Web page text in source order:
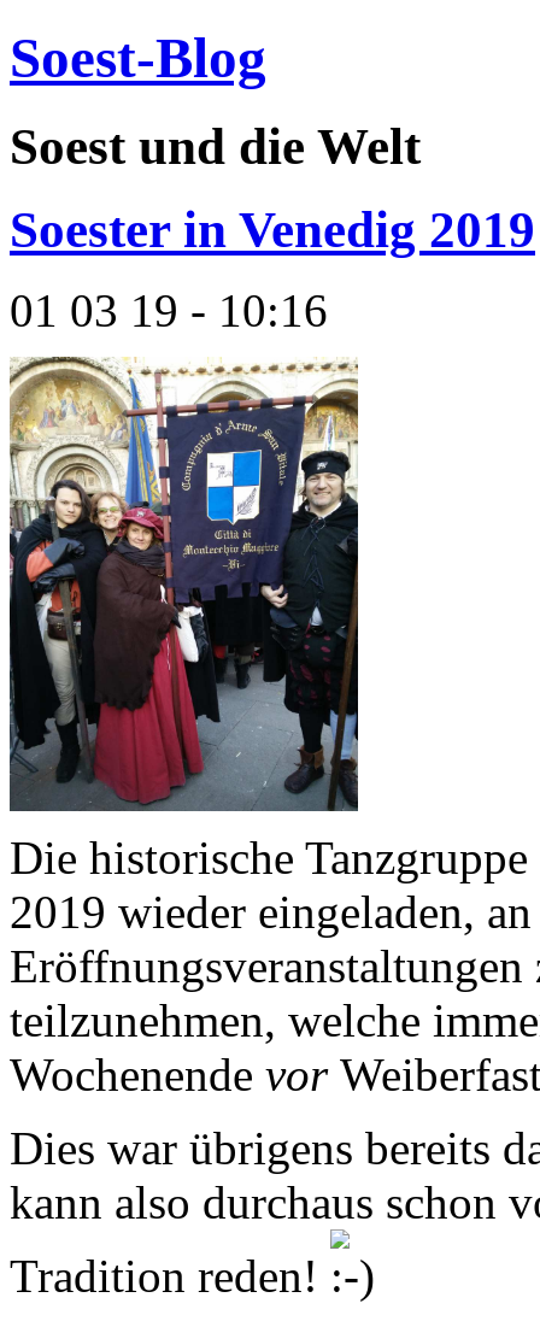
Soest-Blog
Soest und die Welt
Soester in Venedig 2019
01 03 19 - 10:16
Die historische Tanzgruppe
2019 wieder eingeladen,
teilzunehmen, welche
Wochenende vor
Dies war übrigens bereits
kann also durchaus schon
Tradition reden!